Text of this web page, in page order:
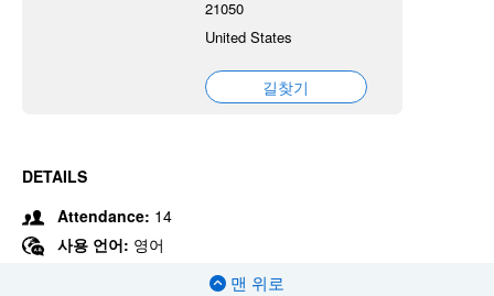
21050
United States
길찾기
DETAILS
Attendance: 14
사용 언어: 영어
맨 위로